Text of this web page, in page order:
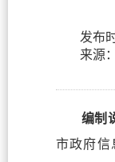
发布
来源
编制
市政府信